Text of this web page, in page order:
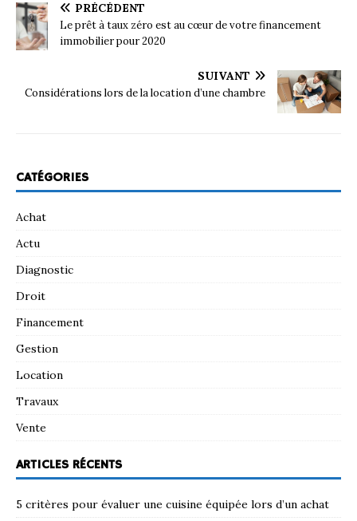
PRÉCÉDENT
Le prêt à taux zéro est au cœur de votre financement
immobilier pour 2020
SUIVANT
Considérations lors de la location d’une chambre
CATÉGORIES
Achat
Actu
Diagnostic
Droit
Financement
Gestion
Location
Travaux
Vente
ARTICLES RÉCENTS
5 critères pour évaluer une cuisine équipée lors d’un achat